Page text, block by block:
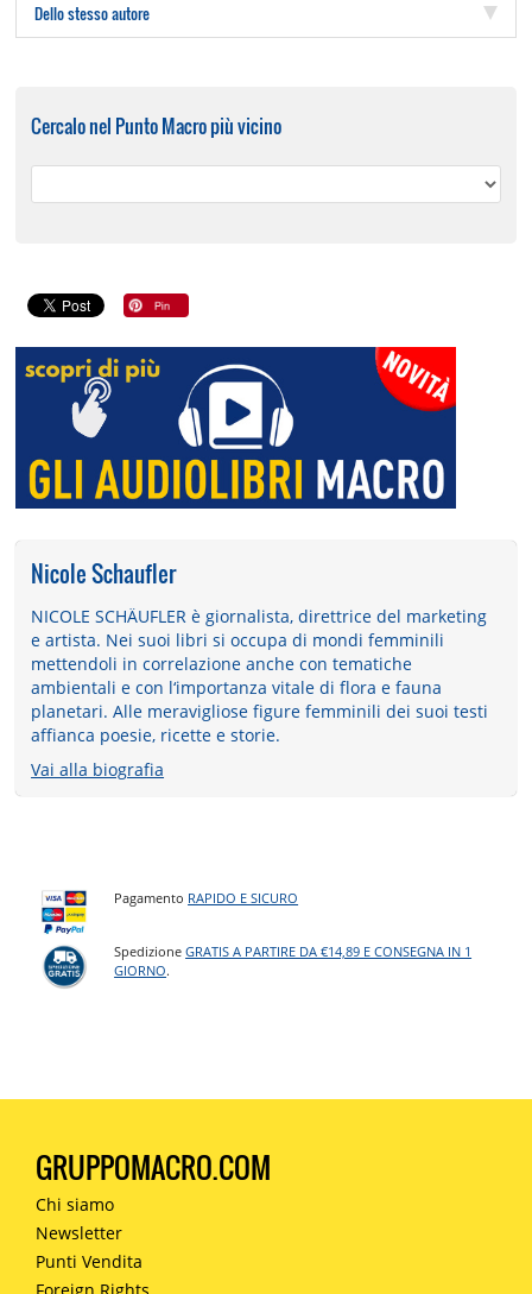
Dello stesso autore
Cercalo nel Punto Macro più vicino
Nicole Schaufler
NICOLE SCHÄUFLER è giornalista, direttrice del marketing
e artista. Nei suoi libri si occupa di mondi femminili
mettendoli in correlazione anche con tematiche
ambientali e con l‘importanza vitale di flora e fauna
planetari. Alle meravigliose figure femminili dei suoi testi
affianca poesie, ricette e storie.
Vai alla biografia
Pagamento RAPIDO E SICURO
SpedizioneGRATIS A PARTIRE DA €14,89 E CONSEGNA IN 1
GIORNO.
GRUPPOMACRO.COM
Chi siamo
Newsletter
Punti Vendita
Foreign Rights